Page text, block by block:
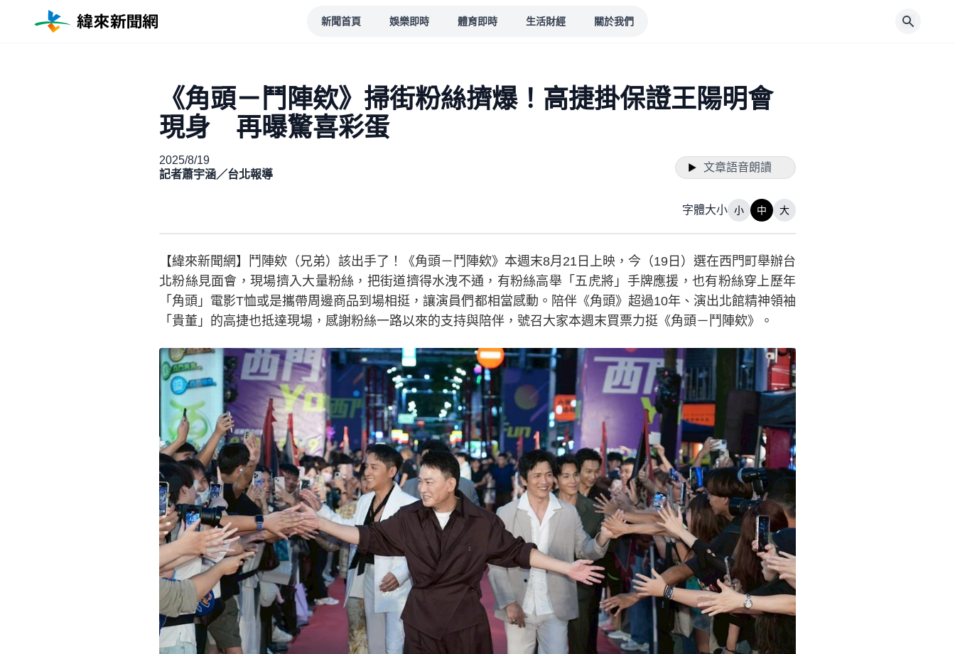
新聞首頁 娛樂即時 體育即時 生活財經 關於我們
《角頭－鬥陣欸》掃街粉絲擠爆！高捷掛保證王陽明會
現身 再曝驚喜彩蛋
2025/8/19
記者蕭宇涵／台北報導
文章語音朗讀
字體大小 小 中 大
【緯來新聞網】鬥陣欸（兄弟）該出手了！《角頭－鬥陣欸》本週末8月21日上映，今（19日）選在西門町舉辦台
北粉絲見面會，現場擠入大量粉絲，把街道擠得水洩不通，有粉絲高舉「五虎將」手牌應援，也有粉絲穿上歷年
「角頭」電影T恤或是攜帶周邊商品到場相挺，讓演員們都相當感動。陪伴《角頭》超過10年、演出北館精神領袖
「貴董」的高捷也抵達現場，感謝粉絲一路以來的支持與陪伴，號召大家本週末買票力挺《角頭－鬥陣欸》。